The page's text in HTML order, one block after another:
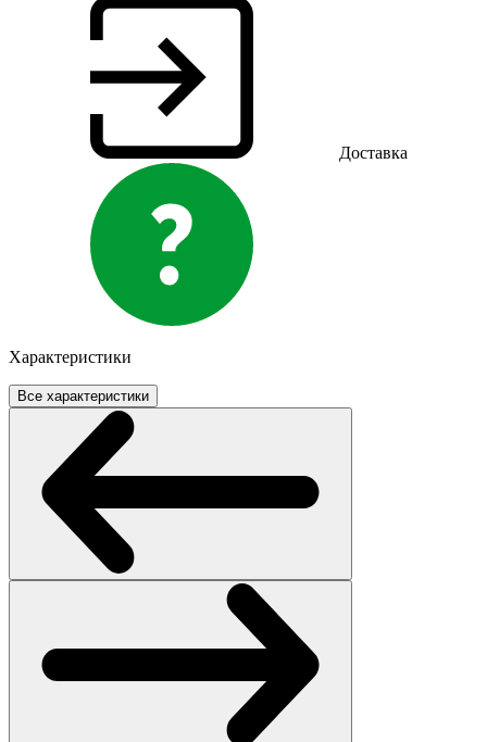
Доставка
Характеристики
Все характеристики